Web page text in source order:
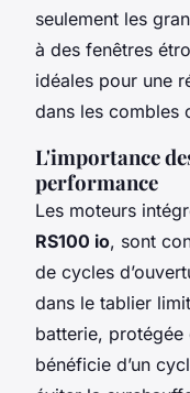
seulement les
à des fenêtres
idéales pour une
dans les combles
L'importance
performance
Les moteurs
RS100 io, sont
de cycles
dans le tablier
batterie, protégée
bénéficie d’un